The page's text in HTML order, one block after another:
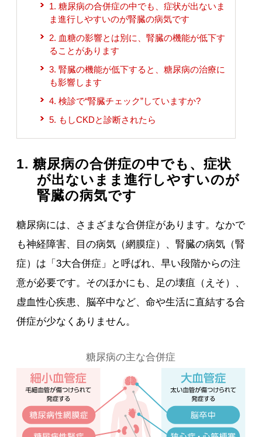
1. 糖尿病の合併症の中でも、症状が出ないま
ま進行しやすいのが腎臓の病気です
2. 血糖の影響とは別に、腎臓の機能が低下す
ることがあります
3. 腎臓の機能が低下すると、糖尿病の治療に
も影響します
4. 検診で“腎臓チェック”していますか?
5. もしCKDと診断されたら
1. 糖尿病の合併症の中でも、症状
が出ないまま進行しやすいのが
腎臓の病気です
糖尿病には、さまざまな合併症があります。なかで
も神経障害、目の病気（網膜症）、腎臓の病気（腎
症）は「3大合併症」と呼ばれ、早い段階からの注
意が必要です。そのほかにも、足の壊疽（えそ）、
虚血性心疾患、脳卒中など、命や生活に直結する合
併症が少なくありません。
糖尿病の主な合併症